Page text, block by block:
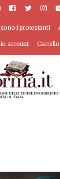
i protestanti
account Carrello